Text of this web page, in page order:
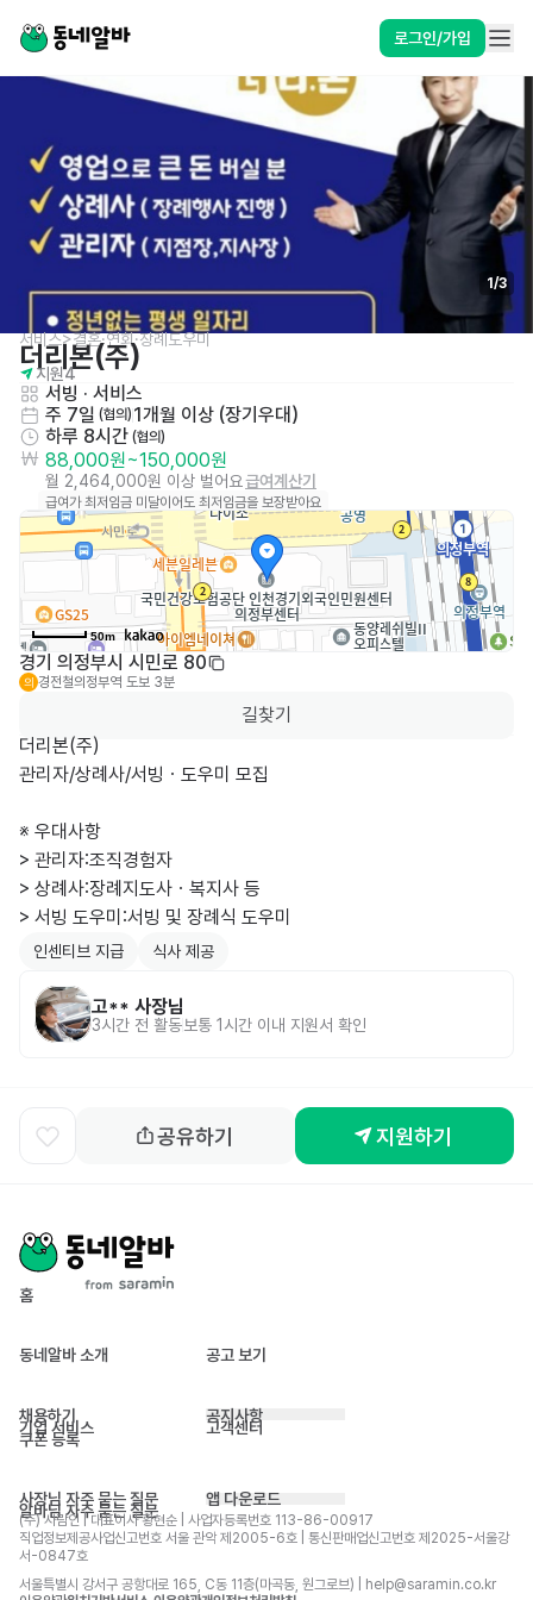
로그인/가입
1/3
서비스>결혼·연회·장례도우미
더리본(주)
지원4
서빙 · 서비스
주 7일 (협의) 1개월 이상 (장기우대)
하루 8시간 (협의)
88,000원~150,000원
월 2,464,000원 이상 벌어요급여계산기
급여가 최저임금 미달이어도 최저임금을 보장받아요
50m
경기 의정부시 시민로 80
의 경전철의정부역 도보 3분
길찾기
더리본(주)
관리자/상례사/서빙ㆍ도우미 모집
※ 우대사항
> 관리자:조직경험자
> 상례사:장례지도사ㆍ복지사 등
> 서빙 도우미:서빙 및 장례식 도우미
인센티브 지급 식사 제공
고** 사장님
3시간 전 활동보통 1시간 이내 지원서 확인
공유하기 지원하기
홈
동네알바 소개 공고 보기
채용하기
기업 서비스
쿠폰 등록
공지사항
고객센터
사장님 자주 묻는 질문
알바님 자주 묻는 질문
앱 다운로드
(주) 사람인 | 대표이사 황현순 | 사업자등록번호 113-86-00917
직업정보제공사업신고번호 서울 관악 제2005-6호 | 통신판매업신고번호 제2025-서울강
서-0847호
서울특별시 강서구 공항대로 165, C동 11층(마곡동, 원그로브) | help@saramin.co.kr